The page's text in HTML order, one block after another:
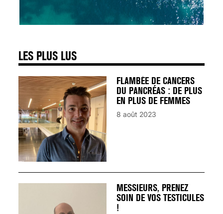
LES PLUS LUS
AVANT… LA MORT
25 août 2024
FLAMBÉE DE CANCERS
DU PANCRÉAS : DE PLUS
EN PLUS DE FEMMES
8 août 2023
MESSIEURS, PRENEZ
SOIN DE VOS TESTICULES
!